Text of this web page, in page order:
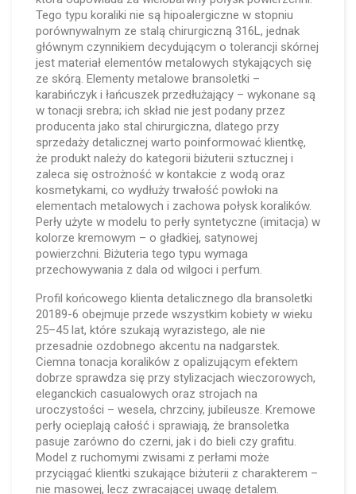
Tego typu koraliki nie są hipoalergiczne w stopniu
porównywalnym ze stalą chirurgiczną 316L, jednak
głównym czynnikiem decydującym o tolerancji skórnej
jest materiał elementów metalowych stykających się
ze skórą. Elementy metalowe bransoletki –
karabińczyk i łańcuszek przedłużający – wykonane są
w tonacji srebra; ich skład nie jest podany przez
producenta jako stal chirurgiczna, dlatego przy
sprzedaży detalicznej warto poinformować klientkę,
że produkt należy do kategorii biżuterii sztucznej i
zaleca się ostrożność w kontakcie z wodą oraz
kosmetykami, co wydłuży trwałość powłoki na
elementach metalowych i zachowa połysk koralików.
Perły użyte w modelu to perły syntetyczne (imitacja) w
kolorze kremowym – o gładkiej, satynowej
powierzchni. Biżuteria tego typu wymaga
przechowywania z dala od wilgoci i perfum.
Profil końcowego klienta detalicznego dla bransoletki
20189-6 obejmuje przede wszystkim kobiety w wieku
25–45 lat, które szukają wyrazistego, ale nie
przesadnie ozdobnego akcentu na nadgarstek.
Ciemna tonacja koralików z opalizującym efektem
dobrze sprawdza się przy stylizacjach wieczorowych,
eleganckich casualowych oraz strojach na
uroczystości – wesela, chrzciny, jubileusze. Kremowe
perły ocieplają całość i sprawiają, że bransoletka
pasuje zarówno do czerni, jak i do bieli czy grafitu.
Model z ruchomymi zwisami z perłami może
przyciągać klientki szukające biżuterii z charakterem –
nie masowej, lecz zwracającej uwagę detalem.